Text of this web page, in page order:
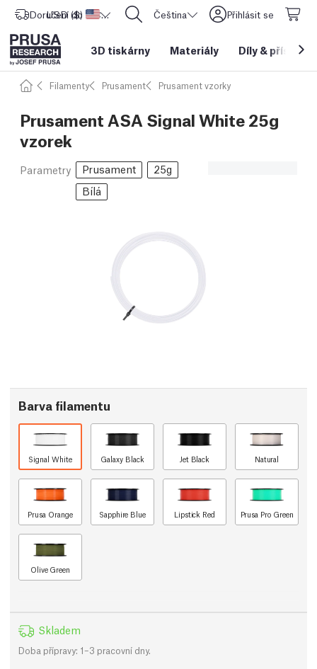
Doručení do Spojené státy americké
USD ($) CORE One L: Nyní skladem! Čeština Přihlásit se
3D tiskárny Materiály Díly &
Filamenty Prusament Prusament vzorky
Prusament ASA Signal White 25g
vzorek
Parametry Prusament
25g
Bílá
Barva filamentu
Signal White Galaxy Black Jet Black Natural
Prusa Orange Sapphire Blue Lipstick Red Prusa Pro Green
Olive Green
Skladem
Doba přípravy: 1–3 pracovní dny.